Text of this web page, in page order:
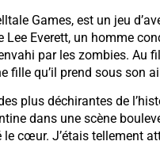
Games, est un jeu
Everett, un homme
par les zombies. Au
fille qu’il prend sous son
plus déchirantes de
dans une scène
le cœur. J’étais tellement